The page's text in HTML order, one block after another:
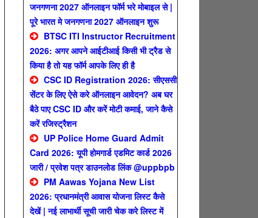
जनगणना 2027 ऑनलाइन फॉर्म भरे मोबाइल से |
पूरे भारत मे जनगणना 2027 ऑनलाइन शुरू
BTSC ITI Instructor Recruitment
2026: अगर आपने आईटीआई किसी भी ट्रैड से
किया है तो यह फॉर्म आपके लिए ही है
CSC ID Registration 2026: सीएससी
सेंटर के लिए ऐसे करे ऑनलाइन आवेदन? अब घर
बैठे पाए CSC ID और करें मोटी कमाई, जाने कैसे
करें रजिस्ट्रैशन
UP Police Home Guard Admit
Card 2026: यूपी होमगार्ड एडमिट कार्ड 2026
जारी / प्रवेश पत्र डाउनलोड लिंक @uppbpb
PM Aawas Yojana New List
2026: प्रधानमंत्री आवास योजना लिस्ट कैसे
देखें | नई लाभार्थी सूची जारी चेक करे लिस्ट में